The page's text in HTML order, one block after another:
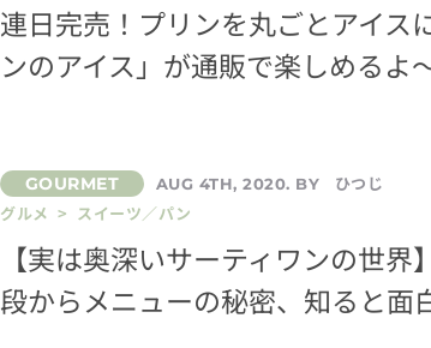
連日完売！プリンを丸ごとアイス
ンのアイス」が通販で楽しめるよ
AUG 4TH, 2020. BY
ひつじ
グルメ > スイーツ／パン
【実は奥深いサーティワンの世界
段からメニューの秘密、知ると面